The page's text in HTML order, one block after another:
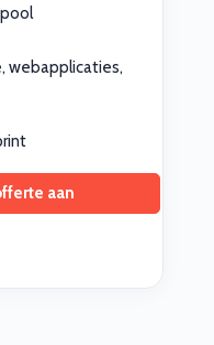
webapplicaties,
aan